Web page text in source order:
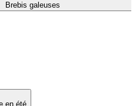
Brebis galeuses
en été